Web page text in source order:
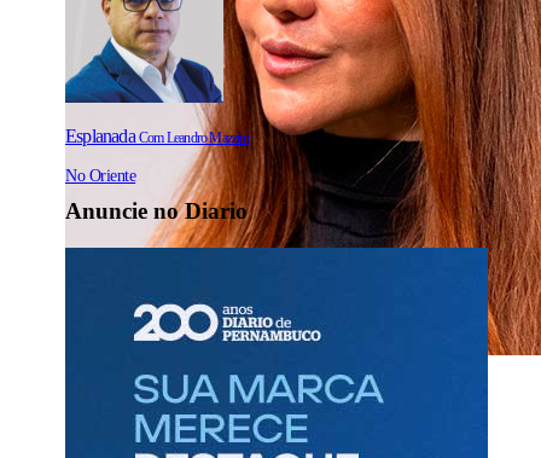
Diario Político com Renata Bezerra de Melo
Unidade passou por arranjo com Raquel
Esplanada Com Leandro Mazzini
No Oriente
Anuncie no Diario